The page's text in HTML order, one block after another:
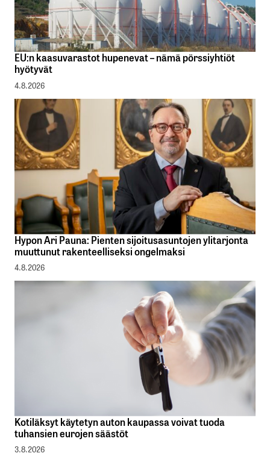
EU:n kaasuvarastot hupenevat – nämä pörssiyhtiöt
hyötyvät
4.8.2026
Hypon Ari Pauna: Pienten sijoitusasuntojen ylitarjonta
muuttunut rakenteelliseksi ongelmaksi
4.8.2026
Kotiläksyt käytetyn auton kaupassa voivat tuoda
tuhansien eurojen säästöt
3.8.2026